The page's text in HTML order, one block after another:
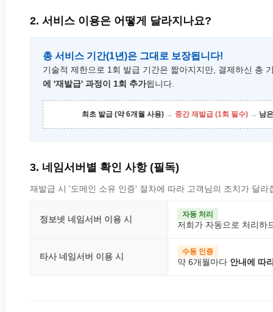
2. 서비스 이용은 어떻게 달라지나요?
총 서비스 기간(1년)은 그대로 보장됩니다!
기술적 제한으로 1회 발급 기간은 짧아지지만, 결제하신 총
에 '재발급' 과정이 1회 추가됩니다.
최초 발급 (약 6개월 사용) → 중간 재발급 (1회 필수) → 남
3. 네임서버별 확인 사항 (필독)
재발급 시 '도메인 소유 인증' 절차에 따라 고객님의 조치가 달라
정보넷 네임서버 이용 시 자동 처리
저희가 자동으로 처리하
타사 네임서버 이용 시 수동 인증
약 6개월마다 안내에 따